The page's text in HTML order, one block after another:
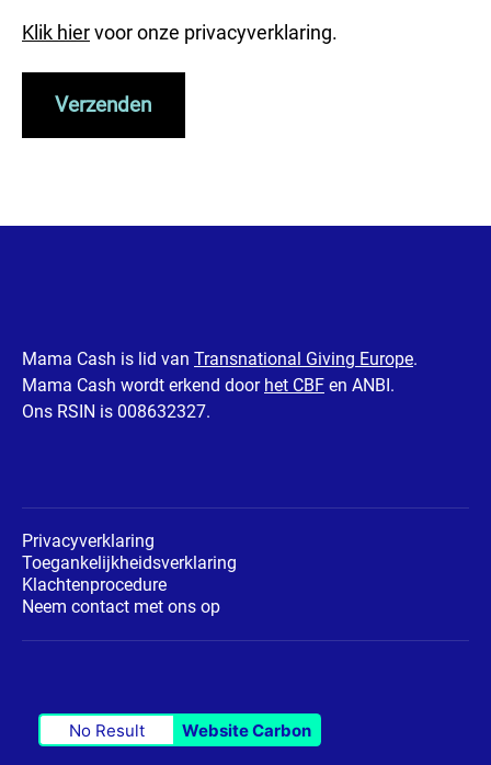
Klik hiervoor onze privacyverklaring.
Mama Cash is lid van Transnational Giving Europe.
Mama Cash wordt erkend door het CBF en ANBI.
Ons RSIN is 008632327.
Privacyverklaring
Toegankelijkheidsverklaring
Klachtenprocedure
Neem contact met ons op
No Result Website Carbon